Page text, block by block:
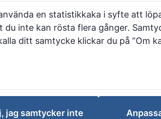
vägbidrag.
gator, torg, gång- och
cykelbanor
en statistikkaka i syfte att
inte kan rösta flera gånger.
ditt samtycke klickar du på ”Om
jag samtycker inte